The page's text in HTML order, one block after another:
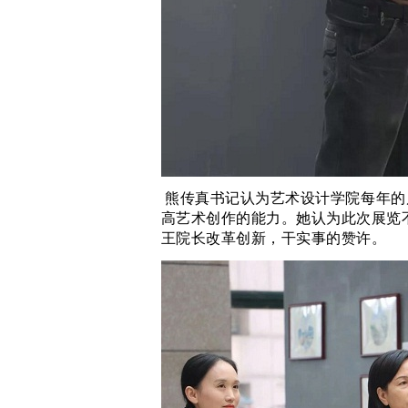
熊传真书记认为艺术设计学院每年
高艺术创作的能力。她认为此次展
王院长改革创新，干实事的赞许。